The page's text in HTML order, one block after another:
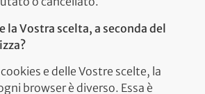
la Vostra scelta, a seconda del
e delle Vostre scelte, la
browser è diverso. Essa è